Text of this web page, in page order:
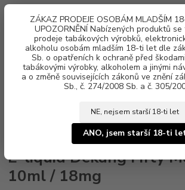
ZÁKAZ PRODEJE OSOBÁM MLADŠÍM
UPOZORNĚNÍ Nabízených produktů
prodeje tabákových výrobků,
alkoholu osobám mladším 18-ti let dle
Sb. o opatřeních k ochraně před
tabákovými výrobky, alkoholem a jinými
a o změně souvisejících zákonů ve znění
Sb., č. 274/2008 Sb. a č. 305/
NE, nejsem starší 18-ti let
ANO, jsem starší 18-ti
Fifty Menthol - 10ml / 18mg
E-liquid Dekang Fifty
10ml / 18mg